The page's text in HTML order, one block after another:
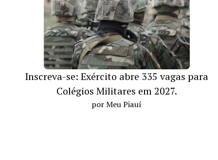
Inscreva-se: Exército abre 335 vagas para
Colégios Militares em 2027.
por Meu Piauí